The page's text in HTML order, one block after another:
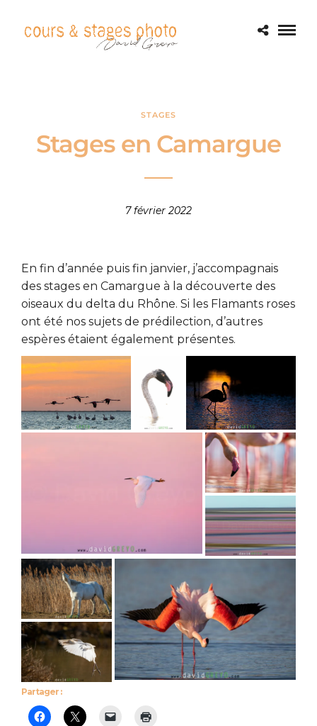
STAGES
Stages en Camargue
7 février 2022
En fin d’année puis fin janvier, j’accompagnais
des stages en Camargue à la découverte des
oiseaux du delta du Rhône. Si les Flamants roses
ont été nos sujets de prédilection, d’autres
espères étaient également présentes.
Partager :